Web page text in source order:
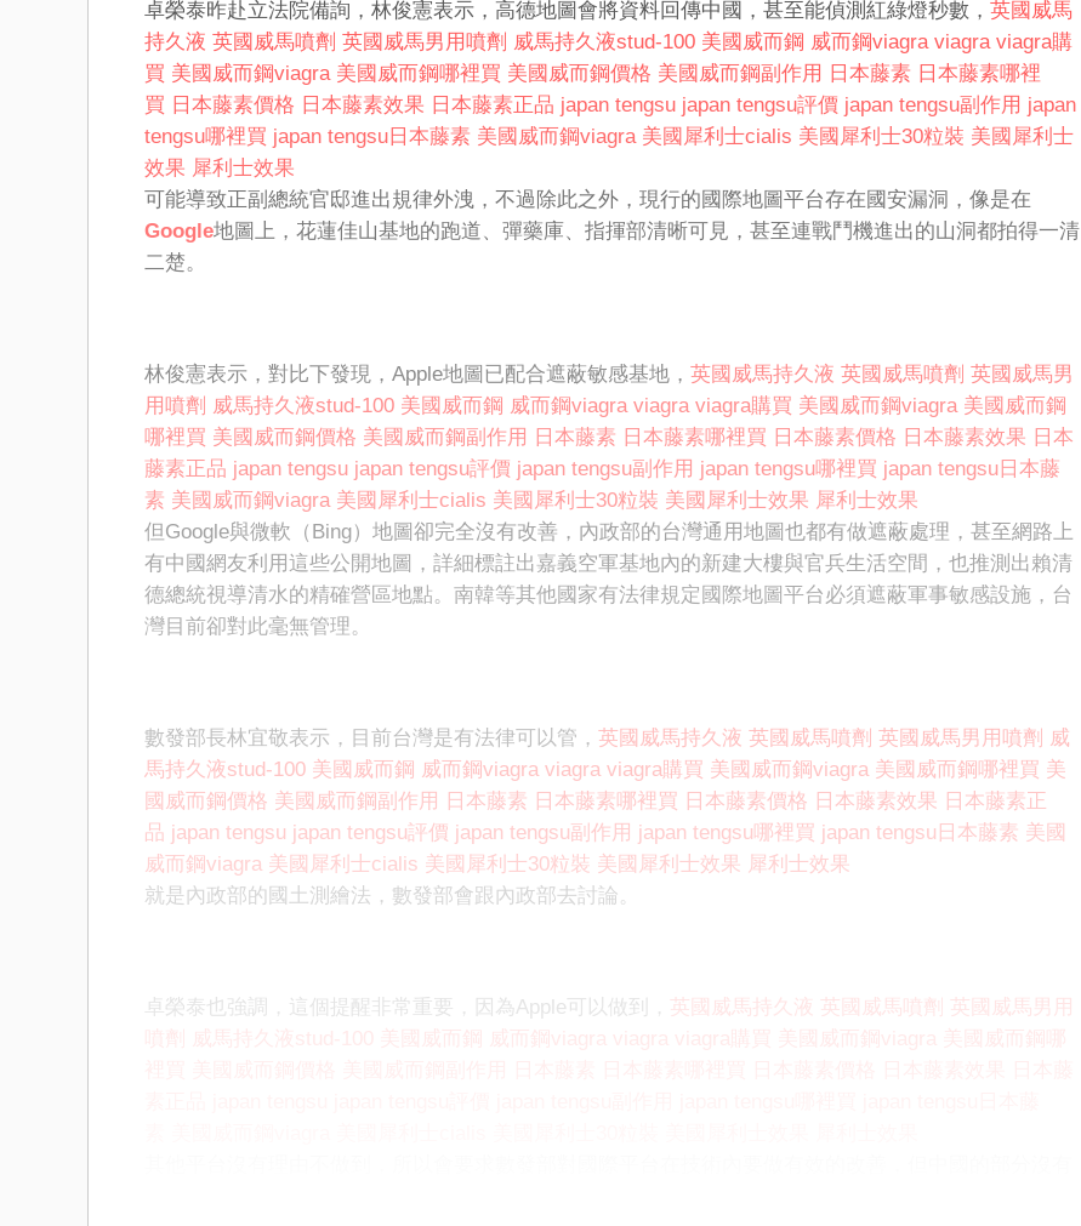
卓榮泰昨赴立法院備詢，林俊憲表示，高德地圖會將資料回傳中國，甚至能偵測紅綠燈秒數， 英國威馬
持久液 英國威馬噴劑 英國威馬男用噴劑 威馬持久液stud-100 美國威而鋼 威而鋼viagra viagra viagra購
買 美國威而鋼viagra 美國威而鋼哪裡買 美國威而鋼價格 美國威而鋼副作用 日本藤素 日本藤素哪裡
買 日本藤素價格 日本藤素效果 日本藤素正品 japan tengsu japan tengsu評價 japan tengsu副作用 japan
tengsu哪裡買 japan tengsu日本藤素 美國威而鋼viagra 美國犀利士cialis 美國犀利士30粒裝 美國犀利士
效果 犀利士效果
可能導致正副總統官邸進出規律外洩，不過除此之外，現行的國際地圖平台存在國安漏洞，像是在
Google地圖上，花蓮佳山基地的跑道、彈藥庫、指揮部清晰可見，甚至連戰鬥機進出的山洞都拍得一清
二楚。
林俊憲表示，對比下發現，Apple地圖已配合遮蔽敏感基地， 英國威馬持久液 英國威馬噴劑 英國威馬男
用噴劑 威馬持久液stud-100 美國威而鋼 威而鋼viagra viagra viagra購買 美國威而鋼viagra 美國威而鋼
哪裡買 美國威而鋼價格 美國威而鋼副作用 日本藤素 日本藤素哪裡買 日本藤素價格 日本藤素效果 日本
藤素正品 japan tengsu japan tengsu評價 japan tengsu副作用 japan tengsu哪裡買 japan tengsu日本藤
素 美國威而鋼viagra 美國犀利士cialis 美國犀利士30粒裝 美國犀利士效果 犀利士效果
但Google與微軟（Bing）地圖卻完全沒有改善，內政部的台灣通用地圖也都有做遮蔽處理，甚至網路上
有中國網友利用這些公開地圖，詳細標註出嘉義空軍基地內的新建大樓與官兵生活空間，也推測出賴清
德總統視導清水的精確營區地點。南韓等其他國家有法律規定國際地圖平台必須遮蔽軍事敏感設施，台
灣目前卻對此毫無管理。
數發部長林宜敬表示，目前台灣是有法律可以管， 英國威馬持久液 英國威馬噴劑 英國威馬男用噴劑 威
馬持久液stud-100 美國威而鋼 威而鋼viagra viagra viagra購買 美國威而鋼viagra 美國威而鋼哪裡買 美
國威而鋼價格 美國威而鋼副作用 日本藤素 日本藤素哪裡買 日本藤素價格 日本藤素效果 日本藤素正
品 japan tengsu japan tengsu評價 japan tengsu副作用 japan tengsu哪裡買 japan tengsu日本藤素 美國
威而鋼viagra 美國犀利士cialis 美國犀利士30粒裝 美國犀利士效果 犀利士效果
就是內政部的國土測繪法，數發部會跟內政部去討論。
卓榮泰也強調，這個提醒非常重要，因為Apple可以做到， 英國威馬持久液 英國威馬噴劑
英國威馬男用